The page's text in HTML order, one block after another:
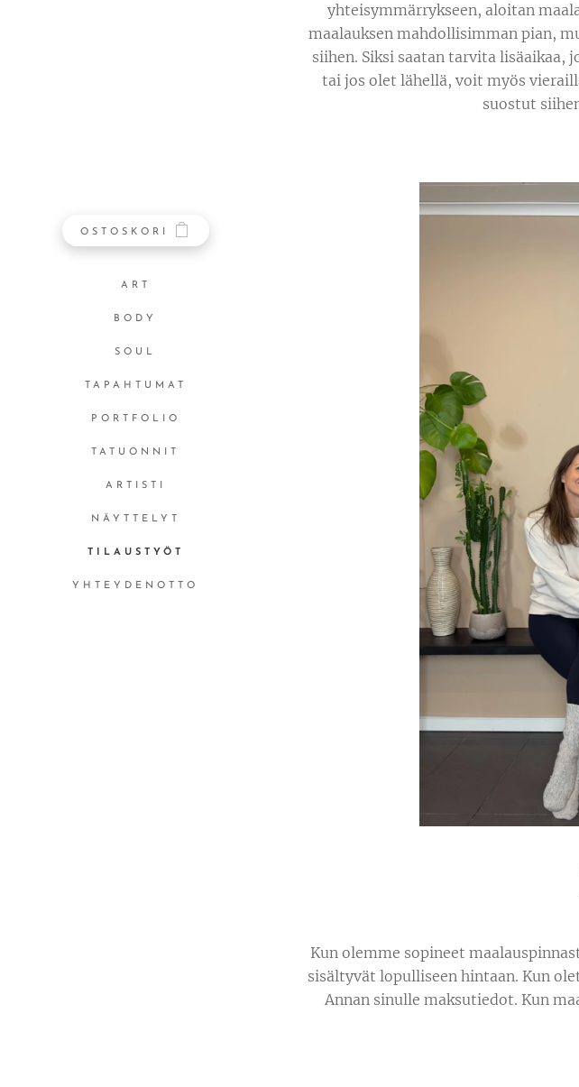
OSTOSKORI
ART
BODY
SOUL
TAPAHTUMAT
PORTFOLIO
TATUONNIT
ARTISTI
NÄYTTELYT
TILAUSTYÖT
YHTEYDENOTTO
yhteisymmärrykseen, aloitan
maalauksen mahdollisimman pian,
siihen. Siksi saatan tarvita lisäaikaa,
tai jos olet lähellä, voit myös
suostut
Kun olemme sopineet
sisältyvät lopulliseen hintaan. Kun
Annan sinulle maksutiedot. Kun